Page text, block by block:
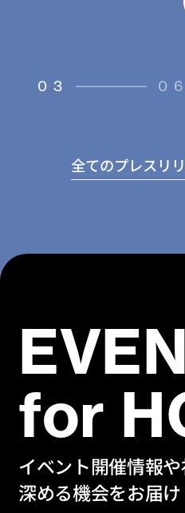
03 06
全てのプレスリ
for
イベント開催情報
深める機会をお届け